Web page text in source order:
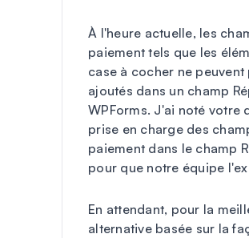
À l'heure actuelle, les
paiement tels que les
case à cocher ne peuvent
ajoutés dans un champ
WPForms. J'ai noté votre
prise en charge des
paiement dans le champ
pour que notre équipe
En attendant, pour la
alternative basée sur la